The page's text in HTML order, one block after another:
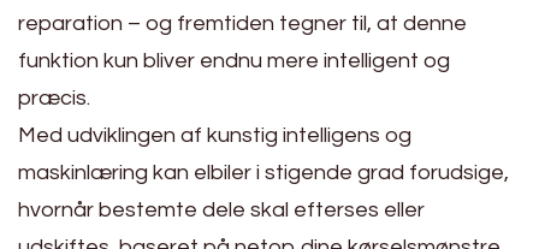
reparation – og fremtiden tegner til, at denne
funktion kun bliver endnu mere intelligent og
præcis.
Med udviklingen af kunstig intelligens og
maskinlæring kan elbiler i stigende grad forudsige,
hvornår bestemte dele skal efterses eller